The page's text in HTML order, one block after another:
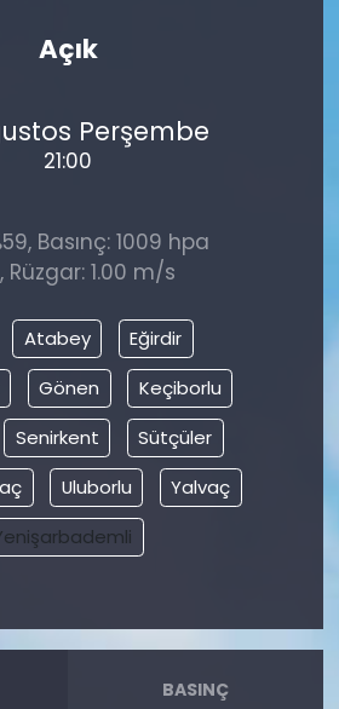
Açık
Perşembe
21:00
Basınç: 1009 hpa
Rüzgar: 1.00 m/s
Atabey
Eğirdir
Gönen
Keçiborlu
Senirkent
Sütçüler
Uluborlu
Yalvaç
BASINÇ